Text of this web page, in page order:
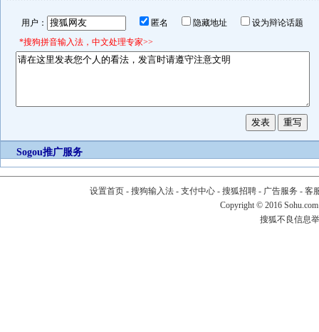
用户： 匿名 隐藏地址
设为辩论话题
*搜狗拼音输入法，中文处理专家>>
Sogou推广服务
设置首页- 搜狗输入法- 支付中心- 搜狐招聘- 广告服务 - 客
Copyright © 2016
搜狐不良信息